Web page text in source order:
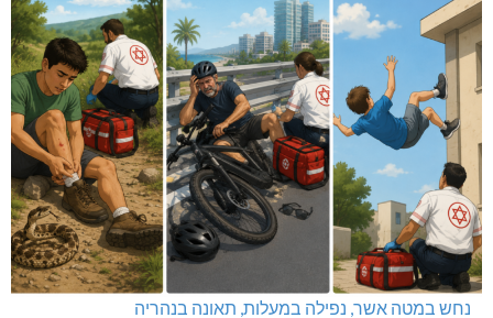
נחש במטה אשר, נפילה במעלות, תאונה בנהריה